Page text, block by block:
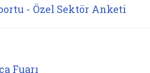
- Özel Sektör Anketi
Fuarı